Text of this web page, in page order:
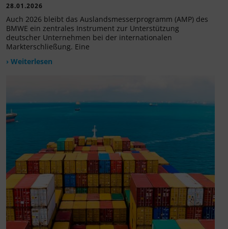
28.01.2026
Auch 2026 bleibt das Auslandsmesserprogramm (AMP) des
BMWE ein zentrales Instrument zur Unterstützung
deutscher Unternehmen bei der internationalen
Markterschließung. Eine
› Weiterlesen